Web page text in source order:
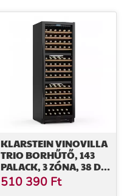
KLARSTEIN VINOVILLA
TRIO BORHŰTŐ, 143
PALACK, 3 ZÓNA, 38 DB,
12 POLC,
KOMPRESSZOR, 413
510 390 Ft